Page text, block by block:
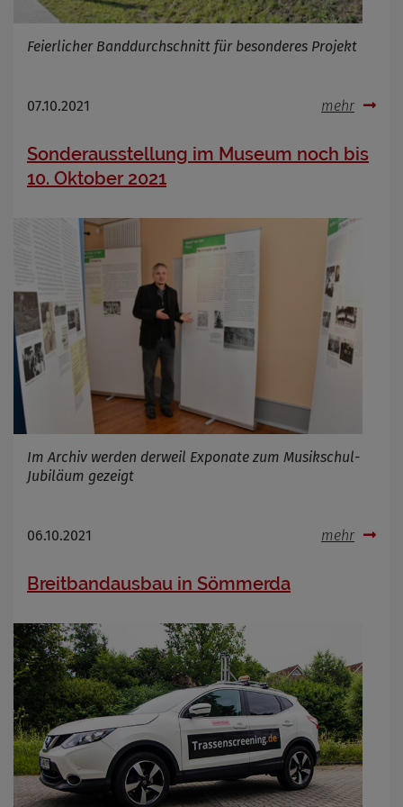
Feierlicher Banddurchschnitt für besonderes Projekt
07.10.2021 mehr
Sonderausstellung im Museum noch bis
10. Oktober 2021
Im Archiv werden derweil Exponate zum Musikschul-
Jubiläum gezeigt
06.10.2021 mehr
Breitbandausbau in Sömmerda
Name
Cookies die bei der Verwendung von
Zweck
Cookie Laufzeit